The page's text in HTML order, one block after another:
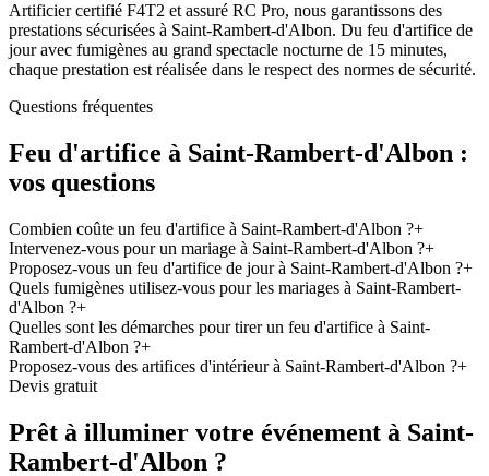
Artificier certifié F4T2 et assuré RC Pro, nous garantissons des
prestations sécurisées à Saint-Rambert-d'Albon. Du feu d'artifice de
jour avec fumigènes au grand spectacle nocturne de 15 minutes,
chaque prestation est réalisée dans le respect des normes de sécurité.
Questions fréquentes
Feu d'artifice à Saint-Rambert-d'Albon :
vos questions
Combien coûte un feu d'artifice à Saint-Rambert-d'Albon ?+
Intervenez-vous pour un mariage à Saint-Rambert-d'Albon ?+
Proposez-vous un feu d'artifice de jour à Saint-Rambert-d'Albon ?+
Quels fumigènes utilisez-vous pour les mariages à Saint-Rambert-
d'Albon ?+
Quelles sont les démarches pour tirer un feu d'artifice à Saint-
Rambert-d'Albon ?+
Proposez-vous des artifices d'intérieur à Saint-Rambert-d'Albon ?+
Devis gratuit
Prêt à illuminer votre événement à Saint-
Rambert-d'Albon ?